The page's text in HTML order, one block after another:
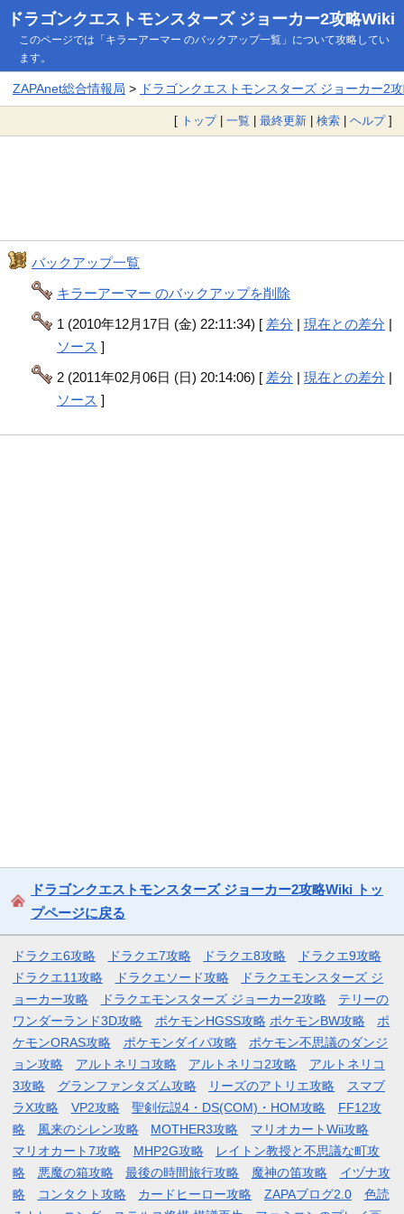
ドラゴンクエストモンスターズ ジョーカー2攻略Wiki
このページでは「キラーアーマー のバックアップ一覧」について攻略してい
ます。
ZAPAnet総合情報局 > ドラゴンクエストモンスターズ ジョーカー2
[ トップ| 一覧 | 最終更新 | 検索 | ヘルプ]
バックアップ一覧
キラーアーマー のバックアップを削除
1 (2010年12月17日 (金) 22:11:34) [ 差分 |現在との差分 |
ソース ]
2 (2011年02月06日 (日) 20:14:06) [ 差分 |現在との差分 |
ソース ]
ドラゴンクエストモンスターズ ジョーカー2攻略Wiki トッ
プページに戻る
ドラクエ6攻略 ドラクエ7攻略 ドラクエ8攻略
ドラクエ9攻略
ドラクエ11攻略
ドラクエソード攻略
ドラクエモンスターズ ジ
ョーカー攻略
ドラクエモンスターズ ジョーカー2攻略
テリーの
ワンダーランド3D攻略
ポケモンHGSS攻略 ポケモンBW攻略
ポ
ケモンORAS攻略
ポケモンダイパ攻略
ポケモン不思議のダンジ
ョン攻略
アルトネリコ攻略 アルトネリコ2攻略
アルトネリコ
3攻略
グランファンタズム攻略 リーズのアトリエ攻略
スマブ
ラX攻略
VP2攻略 聖剣伝説4・DS(COM)・HOM攻略
FF12攻
略
風来のシレン攻略 MOTHER3攻略
マリオカートWii攻略
マリオカート7攻略
MHP2G攻略
レイトン教授と不思議な町攻
略
悪魔の箱攻略 最後の時間旅行攻略 魔神の笛攻略
イヅナ攻
略
コンタクト攻略 カードヒーロー攻略 ZAPAブログ2.0
色読